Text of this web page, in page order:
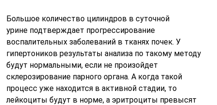
Большое количество цилиндров в суточной
урине подтверждает прогрессирование
воспалительных заболеваний в тканях почек. У
гипертоников результаты анализа по такому методу
будут нормальными, если не произойдет
склерозирование парного органа. А когда такой
процесс уже находится в активной стадии, то
лейкоциты будут в норме, а эритроциты превысят